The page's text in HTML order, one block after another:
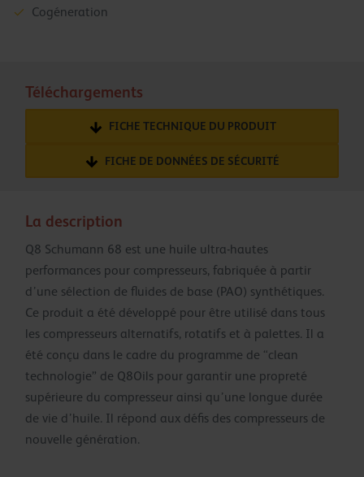
Cogéneration
Téléchargements
FICHE TECHNIQUE DU PRODUIT
FICHE DE DONNÉES DE SÉCURITÉ
La description
Q8 Schumann 68 est une huile ultra-hautes
performances pour compresseurs, fabriquée à partir
d’une sélection de fluides de base (PAO) synthétiques.
Ce produit a été développé pour être utilisé dans tous
les compresseurs alternatifs, rotatifs et à palettes. Il a
été conçu dans le cadre du programme de “clean
technologie” de Q8Oils pour garantir une propreté
supérieure du compresseur ainsi qu’une longue durée
de vie d’huile. Il répond aux défis des compresseurs de
nouvelle génération.